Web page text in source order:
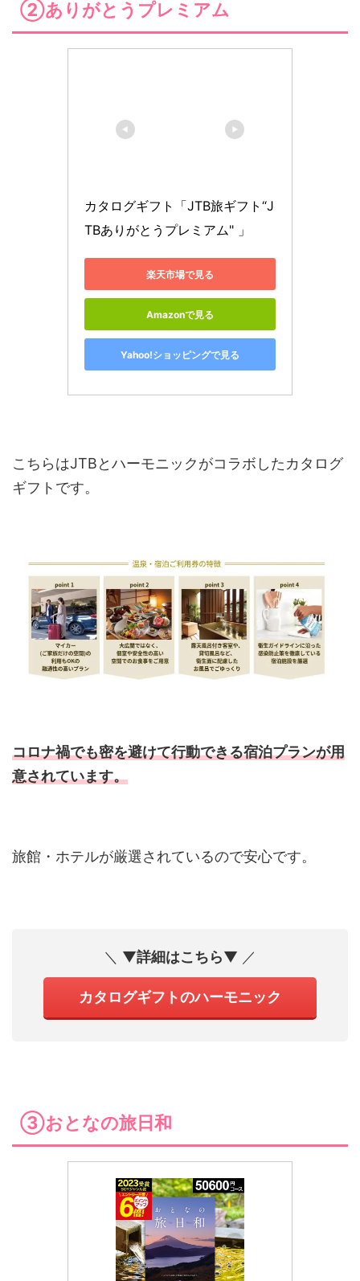
②ありがとうプレミアム
カタログギフト「JTB旅ギフト“J
TBありがとうプレミアム" 」
楽天市場で見る
Amazonで見る
Yahoo!ショッピングで見る
こちらはJTBとハーモニックがコラボしたカタログ
ギフトです。
コロナ禍でも密を避けて行動できる宿泊プランが用
意されています。
旅館・ホテルが厳選されているので安心です。
＼ ▼詳細はこちら▼ ／
カタログギフトのハーモニック
③おとなの旅日和